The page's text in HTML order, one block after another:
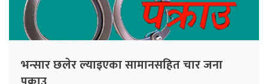
भन्सार छलेर ल्याइएका सामानसहित चार जना